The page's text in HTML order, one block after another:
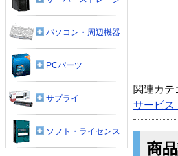
関連カテ
サービス
商
パソコン・周辺機器
PCパーツ
サプライ
ソフト・ライセンス